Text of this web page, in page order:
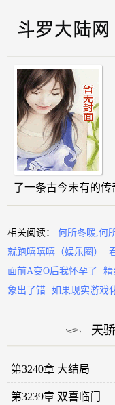
了一条古今未有的传
相关阅读：何所冬暖,何
就跑嘻嘻嘻（娱乐圈）
面前A变O后我怀孕了
精
象出了错
如果现实游戏
天
第3240章 大结局
第3239章 双喜临门